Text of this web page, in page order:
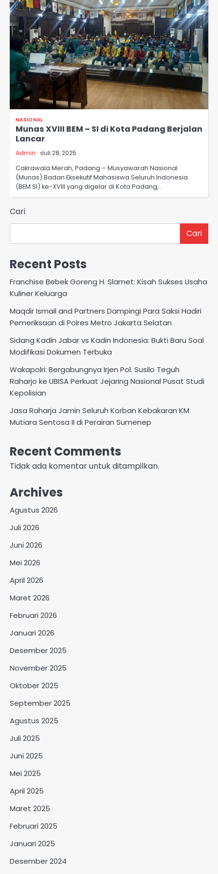
NASIONAL
Munas XVIII BEM – SI di Kota Padang Berjalan
Lancar
Admin Juli 28, 2025
Cakrawala Merah, Padang – Musyawarah Nasional
(Munas) Badan Eksekutif Mahasiswa Seluruh Indonesia
(BEM SI) ke-XVIII yang digelar di Kota Padang,…
Cari
Cari
Recent Posts
Franchise Bebek Goreng H. Slamet: Kisah Sukses Usaha
Kuliner Keluarga
Maqdir Ismail and Partners Dampingi Para Saksi Hadiri
Pemeriksaan di Polres Metro Jakarta Selatan
Sidang Kadin Jabar vs Kadin Indonesia: Bukti Baru Soal
Modifikasi Dokumen Terbuka
Wakapolri: Bergabungnya Irjen Pol. Susilo Teguh
Raharjo ke UBISA Perkuat Jejaring Nasional Pusat Studi
Kepolisian
Jasa Raharja Jamin Seluruh Korban Kebakaran KM
Mutiara Sentosa II di Perairan Sumenep
Recent Comments
Tidak ada komentar untuk ditampilkan.
Archives
Agustus 2026
Juli 2026
Juni 2026
Mei 2026
April 2026
Maret 2026
Februari 2026
Januari 2026
Desember 2025
November 2025
Oktober 2025
September 2025
Agustus 2025
Juli 2025
Juni 2025
Mei 2025
April 2025
Maret 2025
Februari 2025
Januari 2025
Desember 2024